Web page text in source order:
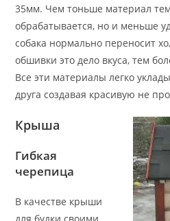
35мм. Чем тоньше материал
обрабатывается, но и меньше
собака нормально переносит
обшивки это дело вкуса, тем
Все эти материалы легко
друга создавая красивую не
Крыша
Гибкая
черепица
В качестве крыши